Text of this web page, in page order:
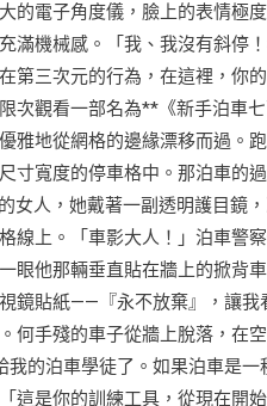
電子角度儀，臉上的表情極
滿機械感。「我、我沒有斜停
第三次元的行為，在這裡，你
次觀看一部名為**《新手泊車
雅地從網格的邊緣漂移而過。
寬度的停車格中。那泊車的
人，她戴著一副透明護目鏡
線上。「車影大人！」泊車警
眼他那輛垂直貼在牆上的掀背
鏡貼紙——『永不放棄』，讓我
何手殘的車子從牆上脫落，在
的泊車學徒了。如果泊車是
這是你的訓練工具，從現在開